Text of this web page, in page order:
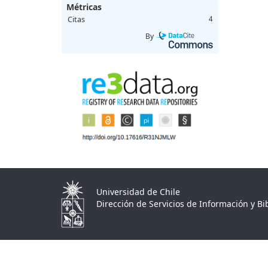
Métricas
Citas 4
By
Universidad de Chile
Dirección de Servicios de Información y